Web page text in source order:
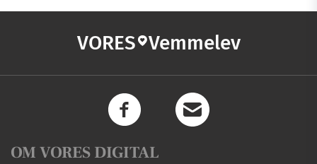
VORES Vemmelev
OM VORES DIGITAL